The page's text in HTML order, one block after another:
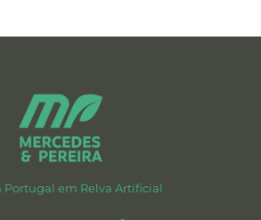
Portugal em Relva Artificial